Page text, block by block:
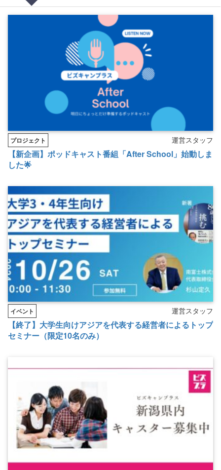
プロジェクト 運営スタッフ
【新企画】ポッドキャスト番組「After School」始動しま
した🌟
イベント 運営スタッフ
【終了】大学生向けアジアを代表する経営者によるトップ
セミナー（限定10名のみ）